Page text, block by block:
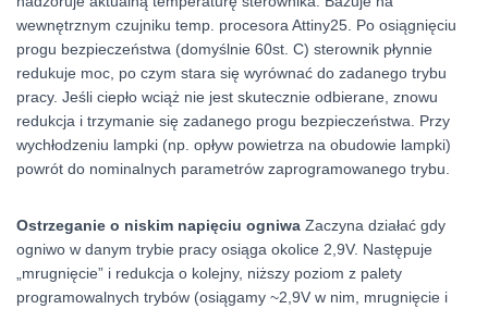
wewnętrznym czujniku temp. procesora Attiny25. Po osiągnięciu
progu bezpieczeństwa (domyślnie 60st. C) sterownik płynnie
redukuje moc, po czym stara się wyrównać do zadanego trybu
pracy. Jeśli ciepło wciąż nie jest skutecznie odbierane, znowu
redukcja i trzymanie się zadanego progu bezpieczeństwa. Przy
wychłodzeniu lampki (np. opływ powietrza na obudowie lampki)
powrót do nominalnych parametrów zaprogramowanego trybu.
Ostrzeganie o niskim napięciu ogniwa Zaczyna działać gdy
ogniwo w danym trybie pracy osiąga okolice 2,9V. Następuje
„mrugnięcie” i redukcja o kolejny, niższy poziom z palety
programowalnych trybów (osiągamy ~2,9V w nim, mrugnięcie i